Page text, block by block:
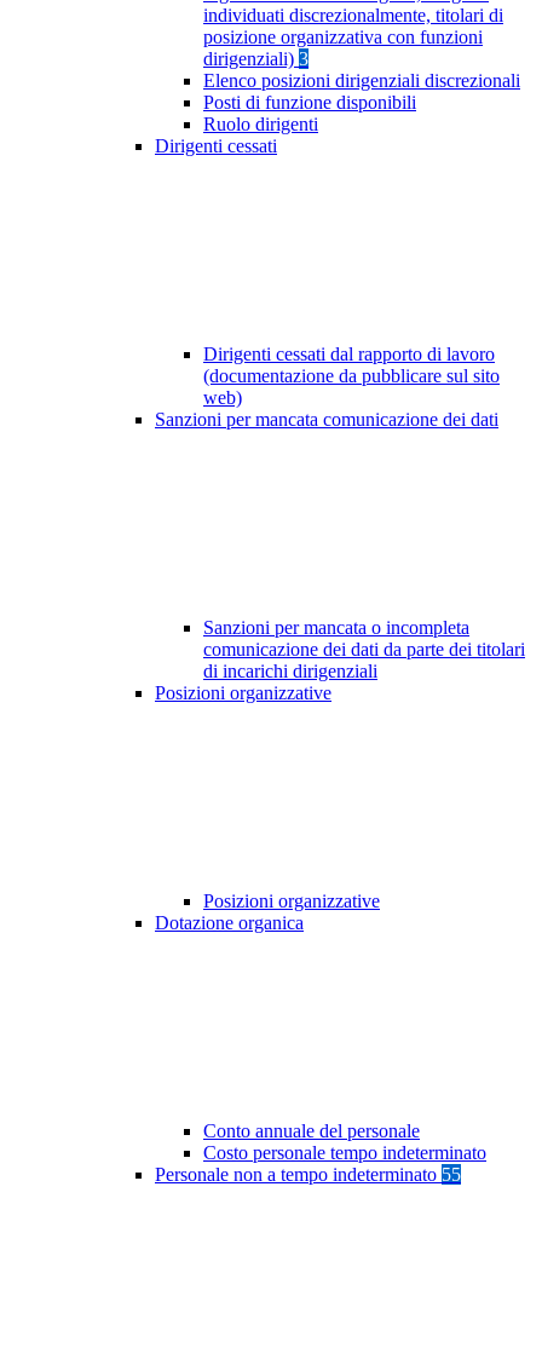
individuati discrezionalmente, titolari di
posizione organizzativa con funzioni
dirigenziali) 3
Elenco posizioni dirigenziali discrezionali
Posti di funzione disponibili
Ruolo dirigenti
Dirigenti cessati
Dirigenti cessati dal rapporto di lavoro
(documentazione da pubblicare sul sito
web)
Sanzioni per mancata comunicazione dei dati
Sanzioni per mancata o incompleta
comunicazione dei dati da parte dei titolari
di incarichi dirigenziali
Posizioni organizzative
Posizioni organizzative
Dotazione organica
Conto annuale del personale
Costo personale tempo indeterminato
Personale non a tempo indeterminato 55